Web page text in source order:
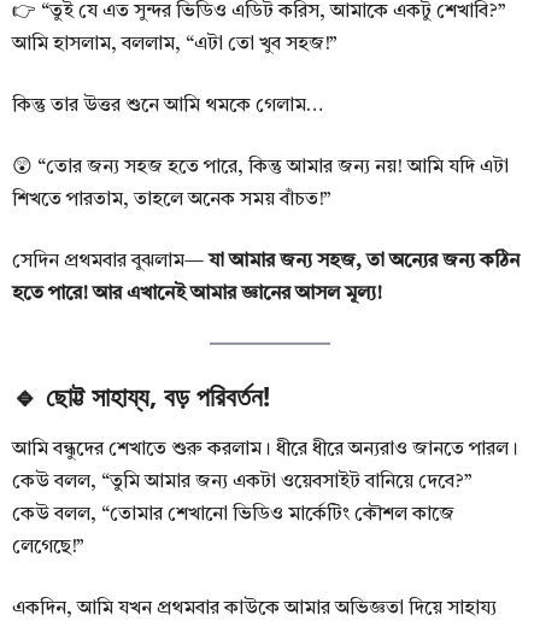
👉 “তুই যে এত সুন্দর ভিডিও এডিট করিস, আমাকে একটু শেখাবি?”
আমি হাসলাম, বললাম, “এটা তো খুব সহজ!”
কিন্তু তার উত্তর শুনে আমি থমকে গেলাম…
😲 “তোর জন্য সহজ হতে পারে, কিন্তু আমার জন্য নয়! আমি যদি এটা
শিখতে পারতাম, তাহলে অনেক সময় বাঁচত!”
সেদিন প্রথমবার বুঝলাম—যা আমার জন্য সহজ, তা অন্যের জন্য কঠিন
হতে পারে! আর এখানেই আমার জ্ঞানের আসল মূল্য!
🔹 ছোট্ট সাহায্য, বড় পরিবর্তন!
আমি বন্ধুদের শেখাতে শুরু করলাম। ধীরে ধীরে অন্যরাও জানতে পারল।
কেউ বলল, “তুমি আমার জন্য একটা ওয়েবসাইট বানিয়ে দেবে?”
কেউ বলল, “তোমার শেখানো ভিডিও মার্কেটিং কৌশল কাজে
লেগেছে!”
একদিন, আমি যখন প্রথমবার কাউকে আমার অভিজ্ঞতা দিয়ে সাহায্য